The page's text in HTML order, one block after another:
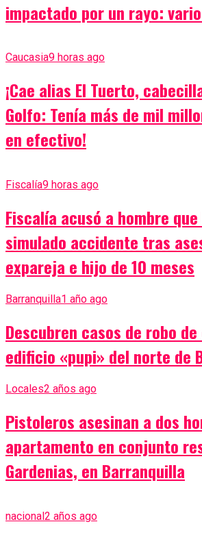
impactado por un rayo:
Caucasia9 horas ago
¡Cae alias El Tuerto,
Golfo: Tenía más de mil
en efectivo!
Fiscalía9 horas ago
Fiscalía acusó a hombre
simulado accidente tras
expareja e hijo de 10 meses
Barranquilla1 año ago
Descubren casos de robo
edificio «pupi» del norte de
Locales2 años ago
Pistoleros asesinan a dos
apartamento en conjunto
Gardenias, en Barranquilla
nacional2 años ago